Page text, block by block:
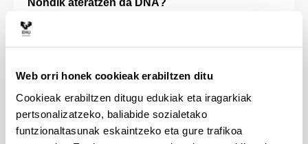
Web orri honek cookieak erabiltzen ditu
Cookieak erabiltzen ditugu edukiak eta iragarkiak
pertsonalizatzeko, baliabide sozialetako
funtzionaltasunak eskaintzeko eta gure trafikoa
Nondik ateratzen da DNA?
bestelako lagin biologikoak ere erabili daitezke,
DNA berdina baita gorputzaren zelula guztietan.
Nola hartzen da lagina?
Animaliako hiru torunda esteril erabiltzen dira.
Listuan busti eta laborategira bidaltzen dira.